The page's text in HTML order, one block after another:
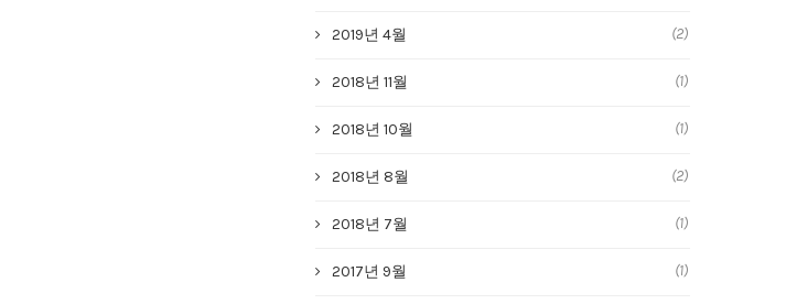
2019년 4월 (2)
2018년 11월 (1)
2018년 10월 (1)
2018년 8월 (2)
2018년 7월 (1)
2017년 9월 (1)